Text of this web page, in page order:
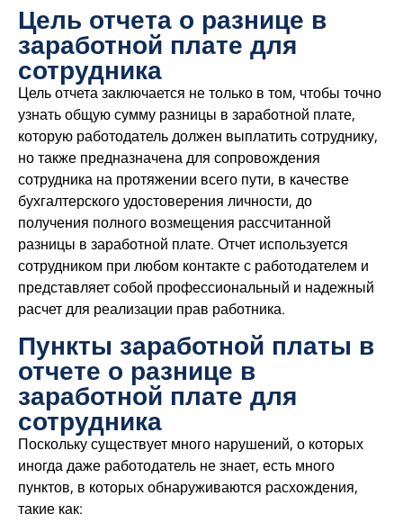
Цель отчета о разнице в
заработной плате для
сотрудника
Цель отчета заключается не только в том, чтобы точно
узнать общую сумму разницы в заработной плате,
которую работодатель должен выплатить сотруднику,
но также предназначена для сопровождения
сотрудника на протяжении всего пути, в качестве
бухгалтерского удостоверения личности, до
получения полного возмещения рассчитанной
разницы в заработной плате. Отчет используется
сотрудником при любом контакте с работодателем и
представляет собой профессиональный и надежный
расчет для реализации прав работника.
Пункты заработной платы в
отчете о разнице в
заработной плате для
сотрудника
Поскольку существует много нарушений, о которых
иногда даже работодатель не знает, есть много
пунктов, в которых обнаруживаются расхождения,
такие как: